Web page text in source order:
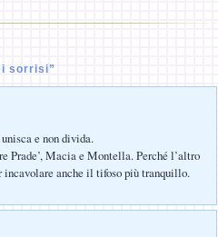
sorrisi”
e non divida.
Prade’, Macia e Montella. Perché l’altro
anche il tifoso più tranquillo.